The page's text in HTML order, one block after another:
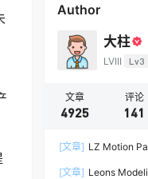
Author
大柱
LVIII Lv3
文章
4925
评论
141
[文章] LZ Motion
[文章] Leons